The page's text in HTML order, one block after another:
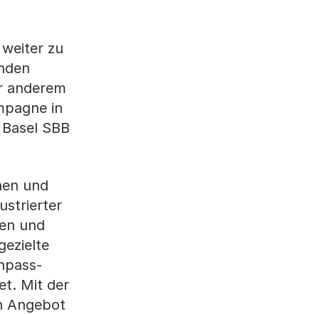
zu
anderem
in
SBB
und
und
Mit der
Angebot